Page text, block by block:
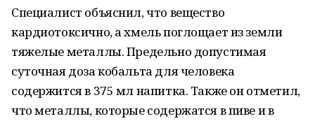
Специалист объяснил, что вещество
кардиотоксично, а хмель поглощает из земли
тяжелые металлы. Предельно допустимая
суточная доза кобальта для человека
содержится в 375 мл напитка. Также он отметил,
что металлы, которые содержатся в пиве и в